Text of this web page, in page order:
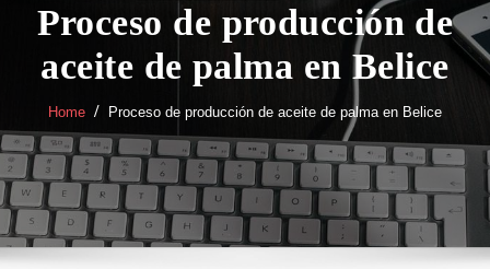
Proceso de producción de
aceite de palma en Belice
Home Proceso de producción de aceite de palma en Belice